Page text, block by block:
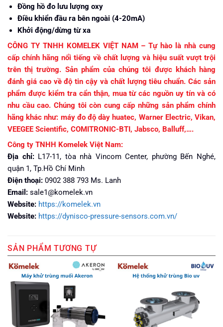
Đồng hồ đo lưu lượng oxy
Điều khiển đầu ra bên ngoài (4-20mA)
Khởi động/dừng từ xa
CÔNG TY TNHH KOMELEK VIỆT NAM – Tự hào là nhà cung
cấp chính hãng nổi tiếng về chất lượng và hiệu suất vượt trội
trên thị trường. Sản phẩm của chúng tôi được khách hàng
đánh giá cao về độ tin cậy và chất lượng tiêu chuẩn. Các sản
phẩm được kiểm tra cẩn thận, mua từ các nguồn uy tín và có
nhu cầu cao. Chúng tôi còn cung cấp những sản phẩm chính
hãng khác như: máy đo độ dày huatec, Warner Electric, Vikan,
VEEGEE Scientific, COMITRONIC-BTI, Jabsco, Balluff,….
Công ty TNHH Komelek Việt Nam:
Địa chỉ:L17-11, tòa nhà Vincom Center, phường Bến Nghé,
quận 1, Tp.Hồ Chí Minh
Điện thoại: 0902 388 793 Ms. Lanh
Email: sale1@komelek.vn
Website: https://komelek.vn
Website: https://dynisco-pressure-sensors.com.vn/
SẢN PHẨM TƯƠNG TỰ